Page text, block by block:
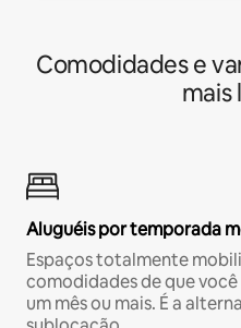
Comodidades e
mais
Aluguéis por temporada
Espaços totalmente
comodidades de que
um mês ou mais. É a